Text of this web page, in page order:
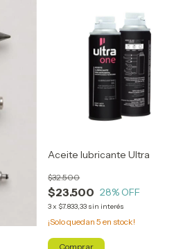
Aceite lubricante Ultra
$23.500
$32.500
28% OFF
3x $7.833,33 sin interés
¡Solo quedan5 en stock!